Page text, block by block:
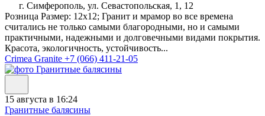
г. Симферополь, ул. Севастопольская, 1, 12
Розница Размер: 12х12; Гранит и мрамор во все времена
считались не только самыми благородными, но и самыми
практичными, надежными и долговечными видами покрытия.
Красота, экологичность, устойчивость...
Crimea Granite +7 (066) 411-21-05
15 августа в 16:24
Гранитные балясины